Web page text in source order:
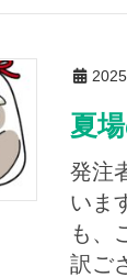
発注
いま
も、
訳ご